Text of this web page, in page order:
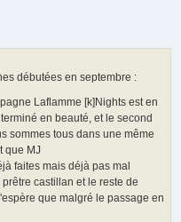
débutées en septembre :
Laflamme [k]Nights est en
en beauté, et le second
sommes tous dans une même
que MJ
faites mais déjà pas mal
castillan et le reste de
que malgré le passage en